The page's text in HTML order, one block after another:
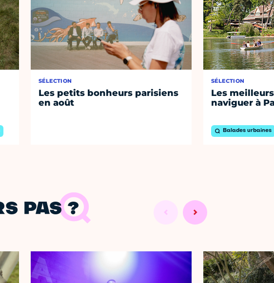
SÉLECTION
Les petits bonheurs parisiens
en août
SÉLECTION
Les
naviguer à
Balades urbaines
PAS ?